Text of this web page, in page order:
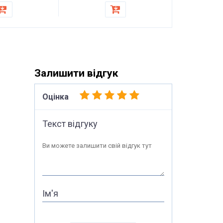
Залишити відгук
Оцінка
Текст відгуку
Ви можете залишити свій відгук тут
Ім'я